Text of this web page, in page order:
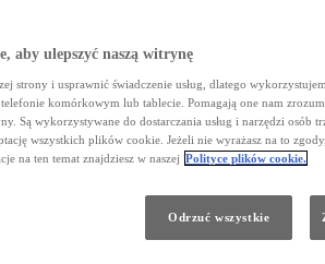
aby ulepszyć naszą witrynę
strony i usprawnić świadczenie usług, dlatego
komórkowym lub tablecie. Pomagają one nam
Są wykorzystywane do dostarczania usług i narzędzi osób
wszystkich plików cookie. Jeżeli nie wyrażasz na to
na ten temat znajdziesz w naszej Polityce plików cookie.
Odrzuć wszystkie